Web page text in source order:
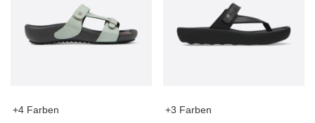
+4 Farben +3 Farben